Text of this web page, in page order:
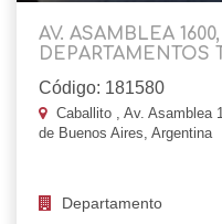
AV. ASAMBLEA
DEPARTAMENTOS
Código: 181580
Caballito , Av. Asamblea
de Buenos Aires, Argentina
Departamento